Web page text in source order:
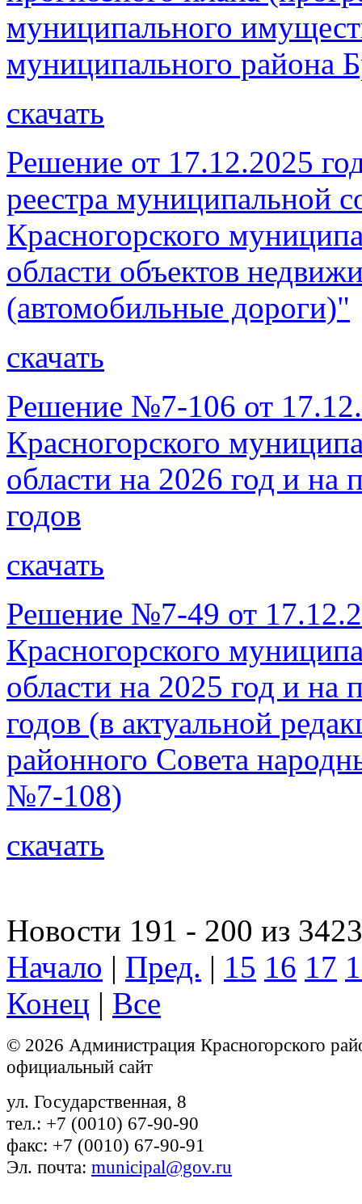
муниципального
муниципального района
скачать
Решение от 17.12.2025
реестра муниципальной
Красногорского
области объектов
(автомобильные дороги)"
скачать
Решение №7-106 от
Красногорского
области на 2026 год и
годов
скачать
Решение №7-49 от
Красногорского
области на 2025 год и
годов (в актуальной
районного Совета
№7-108)
скачать
Новости 191 - 200 из 3423
Начало | Пред. | 15 16 17
Конец | Все
© 2026 Администрация Красногорского
официальный сайт
ул. Государственная, 8
тел.: +7 (0010) 67-90-90
факс: +7 (0010) 67-90-91
Эл. почта: municipal@gov.ru